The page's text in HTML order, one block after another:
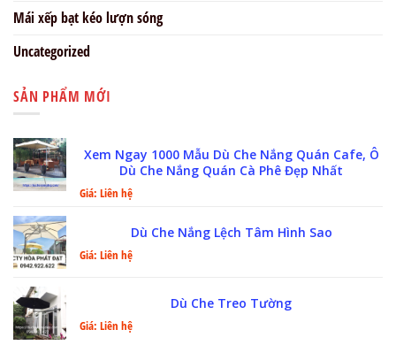
Mái xếp bạt kéo lượn sóng
Uncategorized
SẢN PHẨM MỚI
Xem Ngay 1000 Mẫu Dù Che Nắng Quán Cafe, Ô
Dù Che Nắng Quán Cà Phê Đẹp Nhất
Giá: Liên hệ
Dù Che Nắng Lệch Tâm Hình Sao
Giá: Liên hệ
Dù Che Treo Tường
Giá: Liên hệ